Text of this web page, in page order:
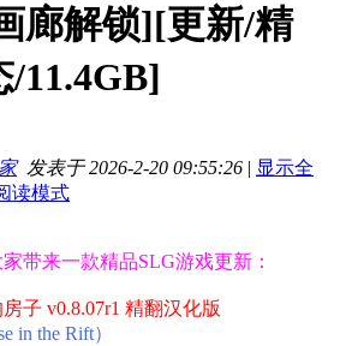
廊解锁][更新/精
11.4GB]
发表于 2026-2-20 09:55:26 | 显示全
读模式
带来一款精品SLG游戏更新：
子 v0.8.07r1 精翻汉化版
in the Rift）